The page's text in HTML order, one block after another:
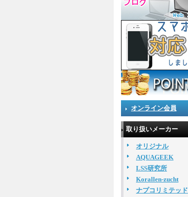
オンライン会員
取り扱いメーカー
オリジナル
AQUAGEEK
LSS研究所
Korallen-zucht
ナプコリミテッド